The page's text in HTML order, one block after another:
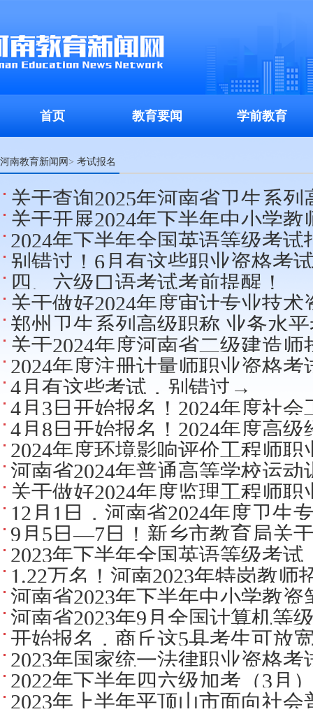
首页 教育要闻 学前教育
河南教育新闻网> 考试报名
关于查询2025年河南省卫生系
绩的通知
关于开展2024年下半年中小学
名工作的通知
2024年下半年全国英语等级考试
别错过！6月有这些职业资格考
四、六级口语考试考前提醒！
关于做好2024年度审计专业技
通知
郑州卫生系列高级职称 业务水
关于2024年度河南省二级建造
通知
2024年度注册计量师职业资格考
4月有这些考试，别错过→
4月3日开始报名！2024年度社
工作通知
4月8日开始报名！2024年度高
务工作通知
2024年度环境影响评价工程师
报名
河南省2024年普通高等学校运
育专业招生文化考试有关事宜提
关于做好2024年度监理工程师
知
12月1日，河南省2024年度卫生
上报名
9月5日—7日！新乡市教育局关
话水平等级测试工作的通知
2023年下半年全国英语等级考试
1.22万名！河南2023年特岗教
河南省2023年下半年中小学教
河南省2023年9月全国计算机等
开始报名，商丘这5县考生可放
2023年国家统一法律职业资格考
2022年下半年四六级加考（3月
2023年上半年平顶山市面向社会